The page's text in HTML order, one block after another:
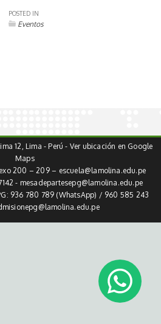
POSTED IN
Eventos
12, Lima - Perú - Ver ubicación en Google
Maps
200 – 209 – escuela@lamolina.edu.pe
- mesadepartesepg@lamolina.edu.pe
936 780 789 (WhatsApp) / 960 585 243